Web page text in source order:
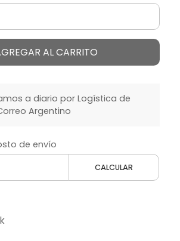
AL CARRITO
a diario por Logística de
Argentino
de envío
CALCULAR